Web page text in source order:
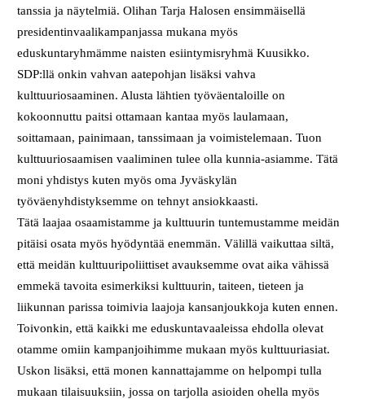
tanssia ja näytelmiä. Olihan Tarja Halosen ensimmäisellä
presidentinvaalikampanjassa mukana myös
eduskuntaryhmämme naisten esiintymisryhmä Kuusikko.
SDP:llä onkin vahvan aatepohjan lisäksi vahva
kulttuuriosaaminen. Alusta lähtien työväentaloille on
kokoonnuttu paitsi ottamaan kantaa myös laulamaan,
soittamaan, painimaan, tanssimaan ja voimistelemaan. Tuon
kulttuuriosaamisen vaaliminen tulee olla kunnia-asiamme. Tätä
moni yhdistys kuten myös oma Jyväskylän
työväenyhdistyksemme on tehnyt ansiokkaasti.
Tätä laajaa osaamistamme ja kulttuurin tuntemustamme meidän
pitäisi osata myös hyödyntää enemmän. Välillä vaikuttaa siltä,
että meidän kulttuuripoliittiset avauksemme ovat aika vähissä
emmekä tavoita esimerkiksi kulttuurin, taiteen, tieteen ja
liikunnan parissa toimivia laajoja kansanjoukkoja kuten ennen.
Toivonkin, että kaikki me eduskuntavaaleissa ehdolla olevat
otamme omiin kampanjoihimme mukaan myös kulttuuriasiat.
Uskon lisäksi, että monen kannattajamme on helpompi tulla
mukaan tilaisuuksiin, jossa on tarjolla asioiden ohella myös